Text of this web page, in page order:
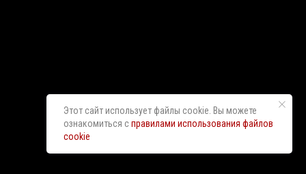
Этот сайт использует файлы cookie. Вы можете
ознакомиться справилами использования файлов
cookie